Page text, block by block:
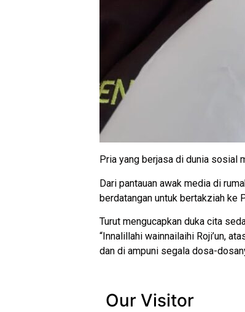
Pria yang berjasa di dunia sosial
Dari pantauan awak media di
berdatangan untuk bertakziah ke
Turut mengucapkan duka cita
“Innalillahi wainnailaihi Roji’un,
dan di ampuni segala dosa-
Our Visitor